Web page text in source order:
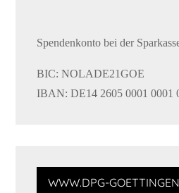
Spendenkonto bei der
BIC: NOLADE21GOE
IBAN: DE14 2605 0001 0001
WWW.DPG-